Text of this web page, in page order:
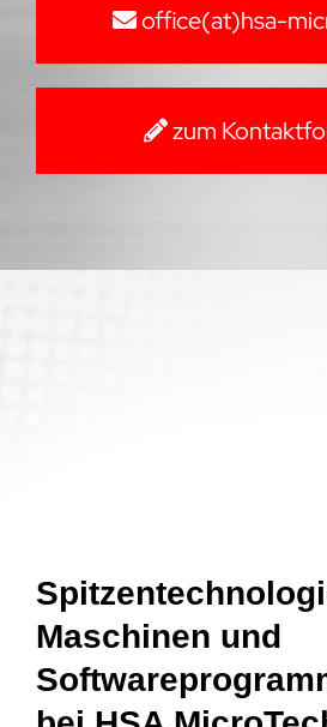
office(at)hsa-
zum
bei HSA
Bei HSA MicroTech setzen